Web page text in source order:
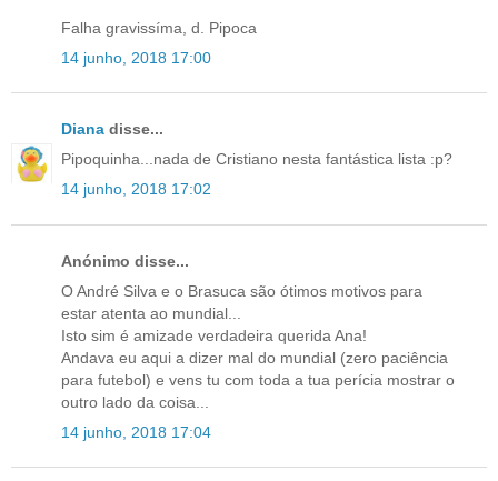
Falha gravissíma, d. Pipoca
14 junho, 2018 17:00
Diana disse...
Pipoquinha...nada de Cristiano nesta fantástica lista :p?
14 junho, 2018 17:02
Anónimo disse...
O André Silva e o Brasuca são ótimos motivos para
estar atenta ao mundial...
Isto sim é amizade verdadeira querida Ana!
Andava eu aqui a dizer mal do mundial (zero paciência
para futebol) e vens tu com toda a tua perícia mostrar o
outro lado da coisa...
14 junho, 2018 17:04